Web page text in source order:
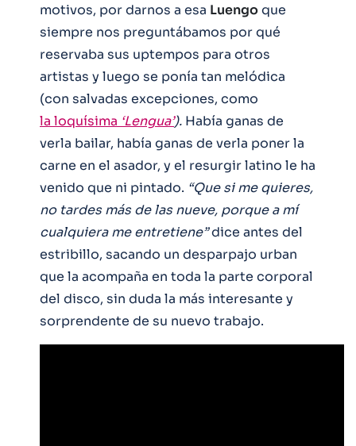
motivos, por darnos a esa Luengoque
siempre nos preguntábamos por qué
reservaba sus uptempos para otros
artistas y luego se ponía tan melódica
(con salvadas excepciones, como
la loquísima ‘Lengua’). Había ganas de
verla bailar, había ganas de verla poner la
carne en el asador, y el resurgir latino le ha
venido que ni pintado. “Que si me quieres,
no tardes más de las nueve, porque a mí
cualquiera me entretiene”dice antes del
estribillo, sacando un desparpajo urban
que la acompaña en toda la parte corporal
del disco, sin duda la más interesante y
sorprendente de su nuevo trabajo.